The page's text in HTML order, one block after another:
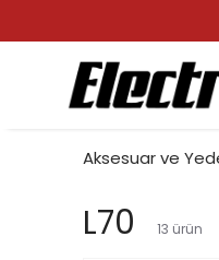
Aksesuar ve
L70 13 ürün